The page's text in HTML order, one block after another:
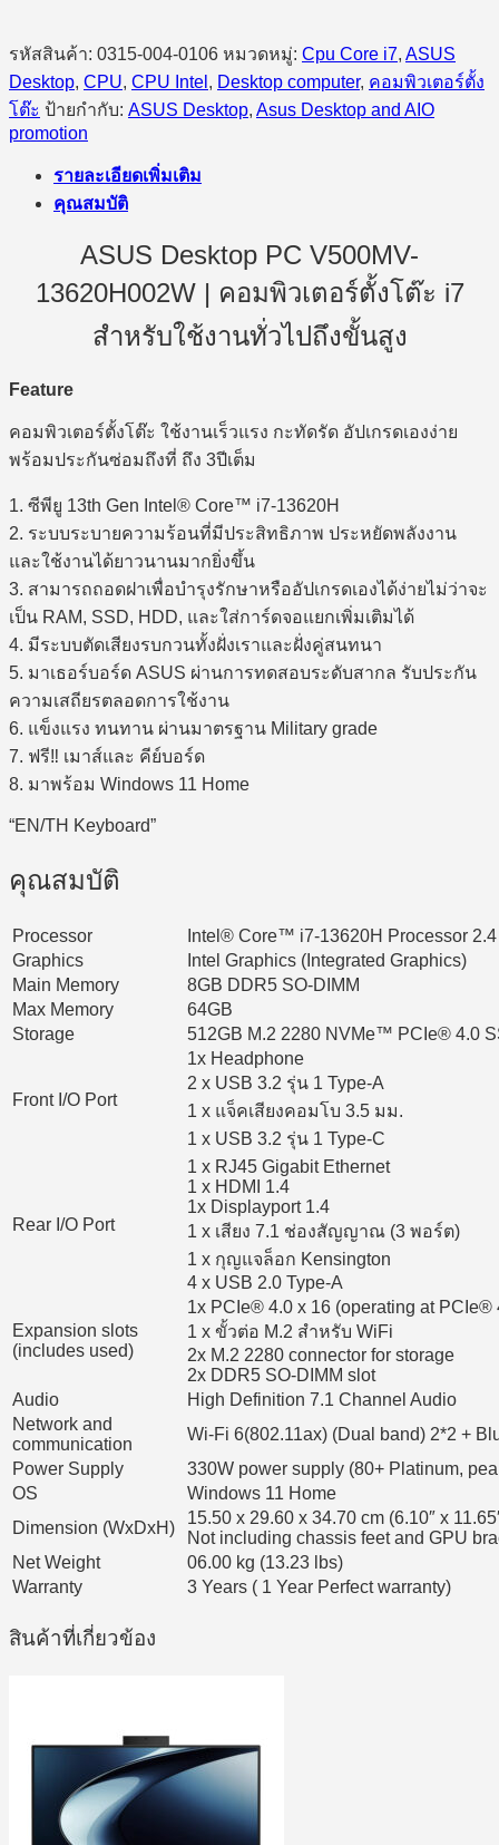
รหัสสินค้า: 0315-004-0106 หมวดหมู่: Cpu Core i7, ASUS
Desktop, CPU, CPU Intel , Desktop computer, คอมพิวเตอร์ตั้ง
โต๊ะ ป้ายกำกับ: ASUS Desktop, Asus Desktop and AIO
promotion
รายละเอียดเพิ่มเติม
คุณสมบัติ
ASUS Desktop PC V500MV-
13620H002W | คอมพิวเตอร์ตั้งโต๊ะ i7
สำหรับใช้งานทั่วไปถึงขั้นสูง
Feature
คอมพิวเตอร์ตั้งโต๊ะ ใช้งานเร็วแรง กะทัดรัด อัปเกรดเองง่าย
พร้อมประกันซ่อมถึงที่ ถึง 3ปีเต็ม
1. ซีพียู 13th Gen Intel® Core™ i7-13620H
2. ระบบระบายความร้อนที่มีประสิทธิภาพ ประหยัดพลังงาน
และใช้งานได้ยาวนานมากยิ่งขึ้น
3. สามารถถอดฝาเพื่อบำรุงรักษาหรืออัปเกรดเองได้ง่ายไม่ว่าจะ
เป็น RAM, SSD, HDD, และใส่การ์ดจอแยกเพิ่มเติมได้
4. มีระบบตัดเสียงรบกวนทั้งฝั่งเราและฝั่งคู่สนทนา
5. มาเธอร์บอร์ด ASUS ผ่านการทดสอบระดับสากล รับประกัน
ความเสถียรตลอดการใช้งาน
6. แข็งแรง ทนทาน ผ่านมาตรฐาน Military grade
7. ฟรี‼ เมาส์และ คีย์บอร์ด
8. มาพร้อม Windows 11 Home
“EN/TH Keyboard”
คุณสมบัติ
Processor
Intel® Core™ i7-13620H Processor
Graphics
Intel Graphics (Integrated Graphics)
Main Memory
8GB DDR5 SO-DIMM
Max Memory
64GB
Storage
512GB M.2 2280 NVMe™ PCIe® 4.0
Front I/O Port
1x Headphone
2 x USB 3.2 รุ่น 1 Type-A
1 x แจ็คเสียงคอมโบ 3.5 มม.
1 x USB 3.2 รุ่น 1 Type-C
Rear I/O Port
1 x RJ45 Gigabit Ethernet
1 x HDMI 1.4
1x Displayport 1.4
1 x เสียง 7.1 ช่องสัญญาณ (3 พอร์ต)
1 x กุญแจล็อก Kensington
4 x USB 2.0 Type-A
Expansion slots
(includes used)
1x PCIe® 4.0 x 16 (operating at PCIe®
1 x ขั้วต่อ M.2 สำหรับ WiFi
2x M.2 2280 connector for storage
2x DDR5 SO-DIMM slot
Audio
High Definition 7.1 Channel Audio
Network and
communication
Wi-Fi 6(802.11ax) (Dual band) 2*2 +
Power Supply
330W power supply (80+ Platinum,
OS
Windows 11 Home
Dimension (WxDxH)
15.50 x 29.60 x 34.70 cm (6.10″ x
Not including chassis feet and GPU
Net Weight
06.00 kg (13.23 lbs)
Warranty
3 Years ( 1 Year Perfect warranty)
สินค้าที่เกี่ยวข้อง